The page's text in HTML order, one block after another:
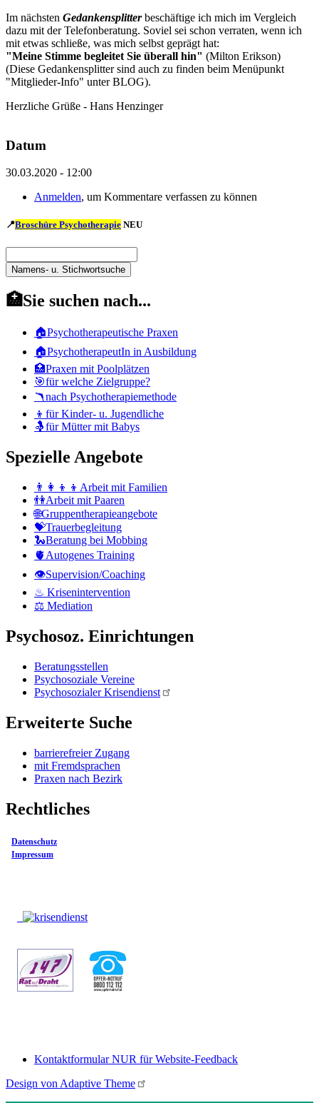
Im nächsten Gedankensplitterbeschäftige ich mich im Vergleich
dazu mit der Telefonberatung. Soviel sei schon verraten, wenn ich
mit etwas schließe, was mich selbst geprägt hat:
"Meine Stimme begleitet Sie überall hin" (Milton Erikson)
(Diese Gedankensplitter sind auch zu finden beim Menüpunkt
"Mitglieder-Info" unter BLOG).
Herzliche Grüße - Hans Henzinger
Datum
30.03.2020 - 12:00
Anmelden, um Kommentare verfassen zu können
📍Broschüre Psychotherapie NEU
Namens-
u.
Stichwortsuche
u.
Stichwortsuche
🏥Sie suchen nach...
🏠Psychotherapeutische Praxen
🏠PsychotherapeutIn in Ausbildung
🏥Praxen mit Poolplätzen
🎯für welche Zielgruppe?
🪃nach Psychotherapiemethode
👦für Kinder- u. Jugendliche
🤱für Mütter mit Babys
Spezielle Angebote
👨‍👩‍👦‍👦Arbeit mit Familien
👫Arbeit mit Paaren
🌐Gruppentherapieangebote
💝Trauerbegleitung
🐍Beratung bei Mobbing
🫀Autogenes Training
👁Supervision/Coaching
♨ Krisenintervention
⚖ Mediation
Psychosoz. Einrichtungen
Beratungsstellen
Psychosoziale Vereine
Psychosozialer Krisendienst
Erweiterte Suche
barrierefreier Zugang
mit Fremdsprachen
Praxen nach Bezirk
Rechtliches
Datenschutz
Impressum
Footer
menu
Kontaktformular NUR für Website-Feedback
Design von Adaptive Theme